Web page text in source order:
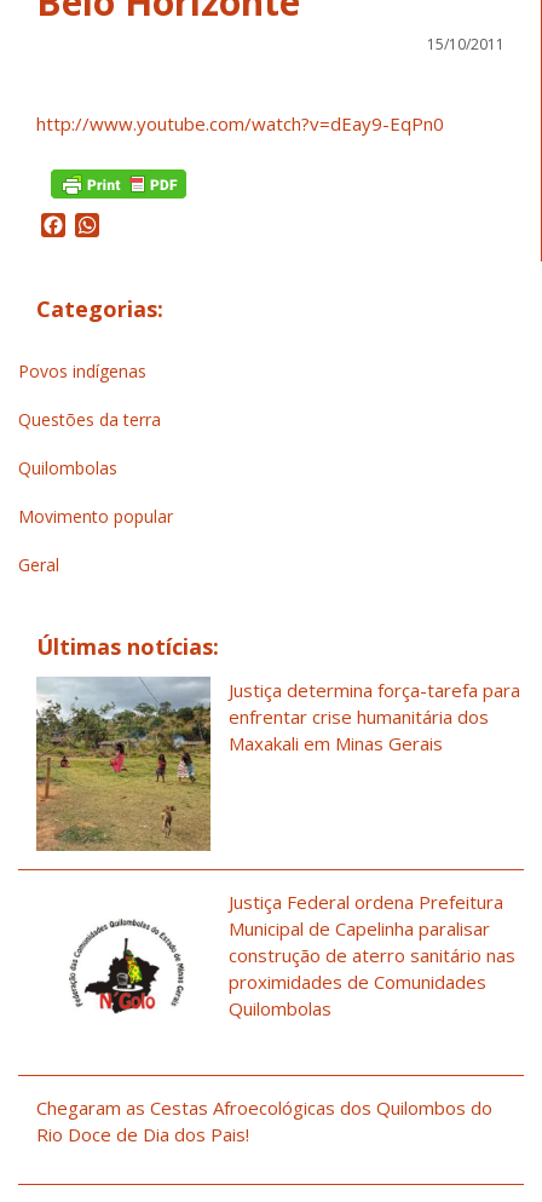
15/10/2011
http://www.youtube.com/watch?v=dEay9-EqPn0
Facebook
Categorias:
Povos indígenas
Questões da terra
Quilombolas
Movimento popular
Geral
Últimas notícias:
Justiça determina força-tarefa para
enfrentar crise humanitária dos
Maxakali em Minas Gerais
Justiça Federal ordena Prefeitura
Municipal de Capelinha paralisar
construção de aterro sanitário nas
proximidades de Comunidades
Quilombolas
Chegaram as Cestas Afroecológicas dos Quilombos do
Rio Doce de Dia dos Pais!